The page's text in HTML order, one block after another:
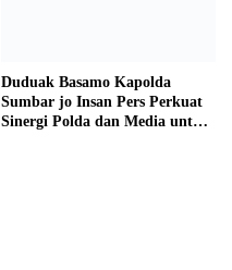
Duduak Basamo Kapolda
Sumbar jo Insan Pers Perkuat
Sinergi Polda dan Media untuk